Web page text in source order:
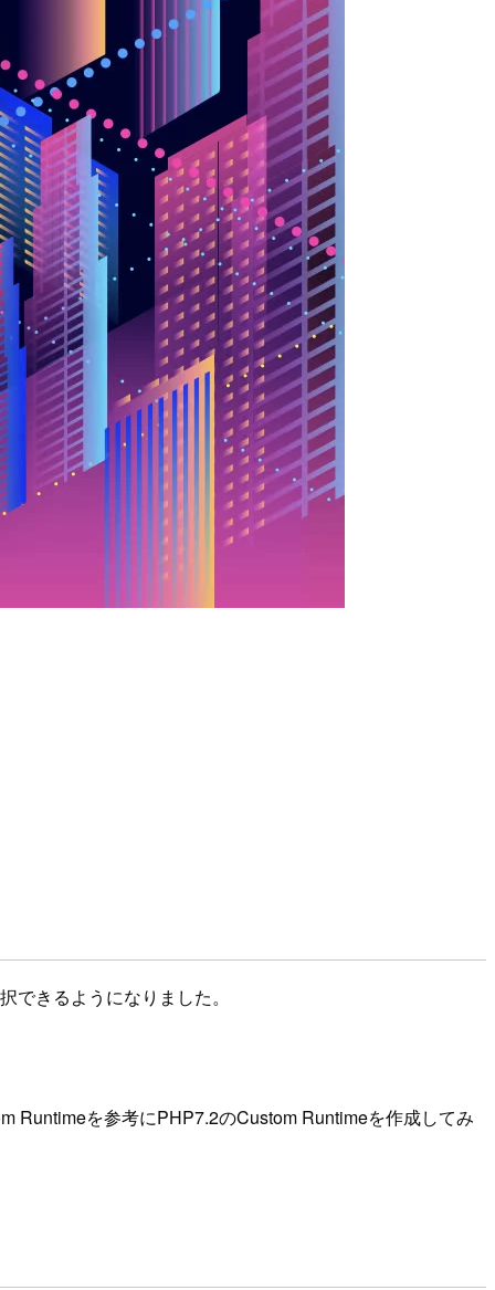
きるようになりました。
Runtimeを参考にPHP7.2のCustom Runtimeを作成してみ